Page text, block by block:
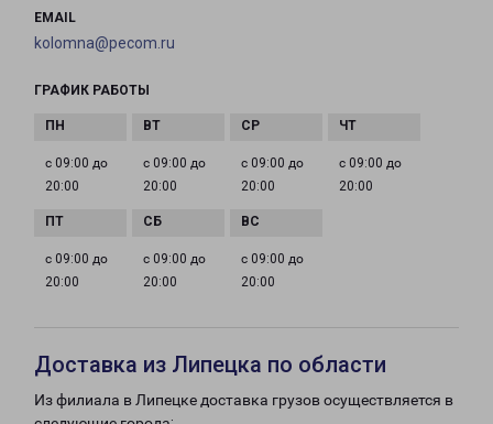
EMAIL
kolomna@pecom.ru
ГРАФИК РАБОТЫ
с 09:00 до
20:00
с 09:00 до
20:00
с 09:00 до
20:00
с 09:00 до
20:00
с 09:00 до
20:00
с 09:00 до
20:00
с 09:00 до
20:00
Доставка из Липецка по области
Из филиала в Липецке доставка грузов осуществляется в